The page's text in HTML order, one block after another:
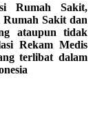
Rumah Sakit,
Sakit dan
ataupun tidak
Rekam Medis
terlibat dalam